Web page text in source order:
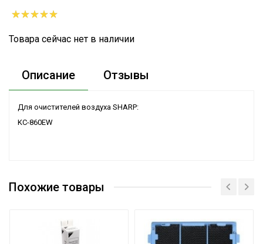
Товара сейчас нет в наличии
Описание Отзывы
Для очистителей воздуха SHARP:
KC-860EW
Похожие товары